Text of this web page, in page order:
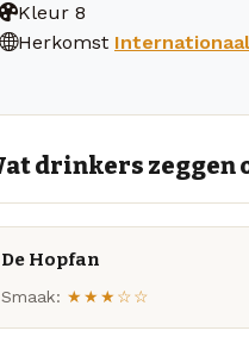
Kleur 8
Herkomst Internationaal
drinkers zeggen
De Hopfan
Smaak: ★★★☆☆